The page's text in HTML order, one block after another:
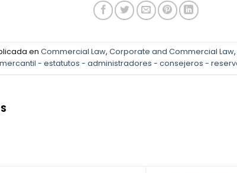
en Commercial Law, Corporate and Commercial Law,
mercantil - estatutos - administradores - consejeros -